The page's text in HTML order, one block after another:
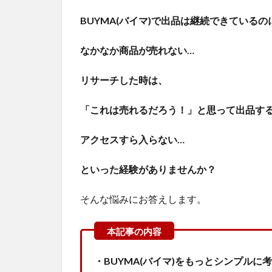
BUYMA(バイマ)で出品は継続できているの
なかなか商品が売れない…
リサーチした時は、
「これは売れるだろう！」と思って出品す
アクセスすら入らない…
といった経験がありませんか？
そんな悩みにお答えします。
・ BUYMA(バイマ)をもっとシンプルに